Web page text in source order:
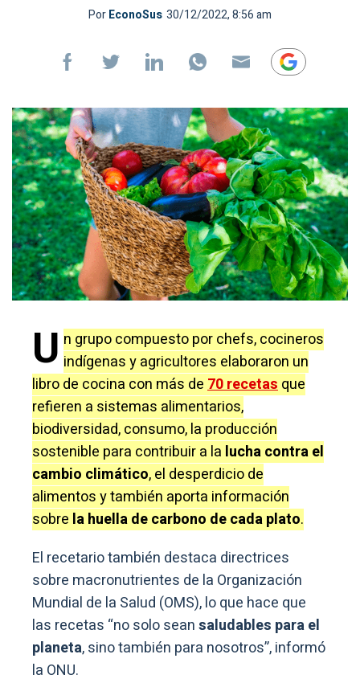
PorEconoSus 30/12/2022, 8:56 am
U n grupo compuesto por chefs, cocineros
indígenas y agricultores elaboraron un
libro de cocina con más de70 recetasque
refieren a sistemas alimentarios,
biodiversidad, consumo, la producción
sostenible para contribuir a la lucha contra el
cambio climático, el desperdicio de
alimentos y también aporta información
sobre la huella de carbono de cada plato.
El recetario también destaca directrices
sobre macronutrientes de la Organización
Mundial de la Salud (OMS), lo que hace que
las recetas “no solo seansaludables para el
planeta, sino también para nosotros”, informó
la ONU.